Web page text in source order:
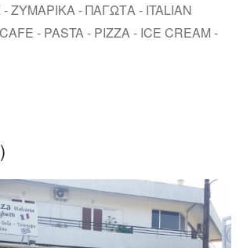
- ΠΑΓΩΤΑ - ITALIAN
- PASTA - PIZZA - ICE CREAM -